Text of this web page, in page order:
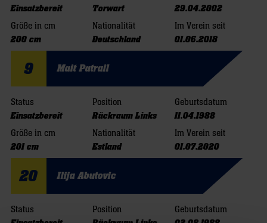
Einsatzbereit
Torwart
29.04.2002
Größe in cm
200 cm
Nationalität
Deutschland
Im Verein seit
01.06.2018
9 Mait Patrail
Status
Einsatzbereit
Position
Rückraum Links
Geburtsdatum
11.04.1988
Größe in cm
201 cm
Nationalität
Estland
Im Verein seit
01.07.2020
20 Ilija Abutovic
Status
Position
Geburtsdatum